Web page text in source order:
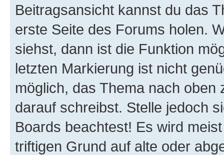
Beitragsansicht kannst du das
erste Seite des Forums holen.
siehst, dann ist die Funktion
letzten Markierung ist nicht
möglich, das Thema nach oben
darauf schreibst. Stelle jedoch
Boards beachtest! Es wird
triftigen Grund auf alte oder